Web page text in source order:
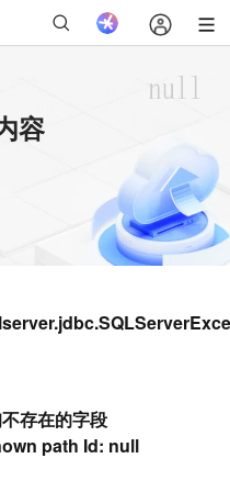
容
存在的字段
path Id: null